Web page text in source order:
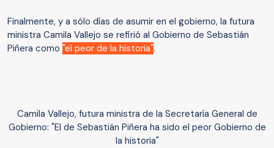
Finalmente, y a sólo días de asumir en el gobierno, la futura
ministra Camila Vallejo se refirió al Gobierno de Sebastián
Piñera como "el peor de la historia".
Camila Vallejo, futura ministra de la Secretaría General de
Gobierno: "El de Sebastián Piñera ha sido el peor Gobierno de
la historia"